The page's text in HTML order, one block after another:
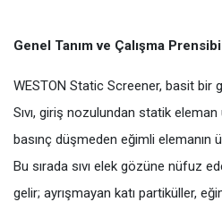
Genel Tanım ve Çalışma Prensibi
WESTON Static Screener, basit bir
Sıvı, giriş nozulundan statik eleman
basınç düşmeden eğimli elemanın
Bu sırada sıvı elek gözüne nüfuz
gelir; ayrışmayan katı partiküller,